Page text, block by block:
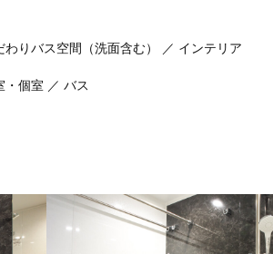
わりバス空間（洗面含む） ／ インテリア
・個室 ／ バス